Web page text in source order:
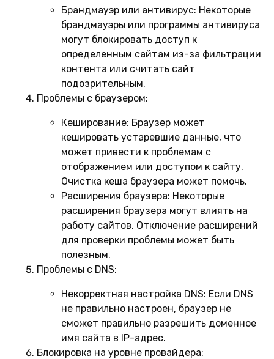
Брандмауэр или антивирус: Некоторые
брандмауэры или программы антивируса
могут блокировать доступ к
определенным сайтам из-за фильтрации
контента или считать сайт
подозрительным.
Проблемы с браузером:
Кеширование: Браузер может
кешировать устаревшие данные, что
может привести к проблемам с
отображением или доступом к сайту.
Очистка кеша браузера может помочь.
Расширения браузера: Некоторые
расширения браузера могут влиять на
работу сайтов. Отключение расширений
для проверки проблемы может быть
полезным.
Проблемы с DNS:
Некорректная настройка DNS: Если DNS
не правильно настроен, браузер не
сможет правильно разрешить доменное
имя сайта в IP-адрес.
Блокировка на уровне провайдера: